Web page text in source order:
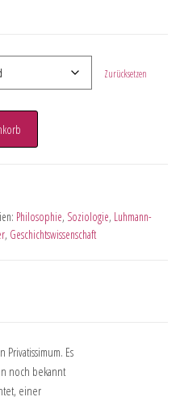
Zurücksetzen
Philosophie, Soziologie, Luhmann-
, Geschichtswissenschaft
Es
noch bekannt
einer